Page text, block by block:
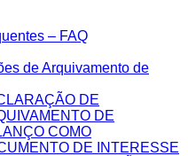
– FAQ
de Arquivamento de
DE
DE
COMO
DE INTERESSE